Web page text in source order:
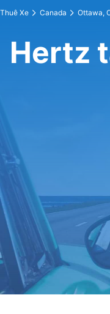
Thuê Xe Canada Ottawa,
Hertz